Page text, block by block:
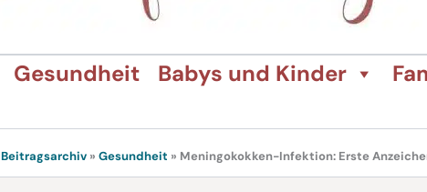
Gesundheit Babys und Kinder
Beitragsarchiv» Gesundheit » Meningokokken-Infektion: Erste